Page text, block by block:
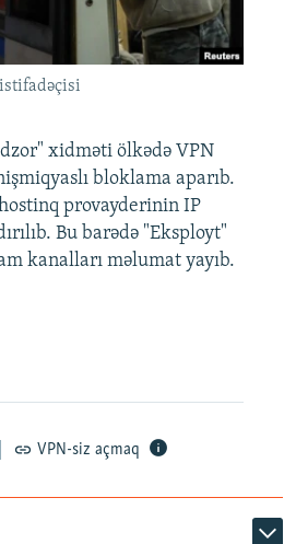
xidməti ölkədə VPN
bloklama aparıb.
provayderinin IP
Bu barədə "Eksployt"
kanalları məlumat yayıb.
VPN-siz açmaq